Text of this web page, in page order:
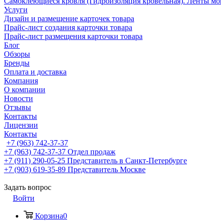
Услуги
Дизайн и размещение карточек товара
Прайс-лист создания карточки товара
Прайс-лист размещения карточки товара
Блог
Обзоры
Бренды
Оплата и доставка
Компания
О компании
Новости
Отзывы
Контакты
Лицензии
Контакты
+7 (963) 742-37-37
+7 (963) 742-37-37 Отдел продаж
+7 (911) 290-05-25 Представитель в Санкт-Петербурге
+7 (903) 619-35-89 Представитель Москве
Задать вопрос
Войти
Корзина0